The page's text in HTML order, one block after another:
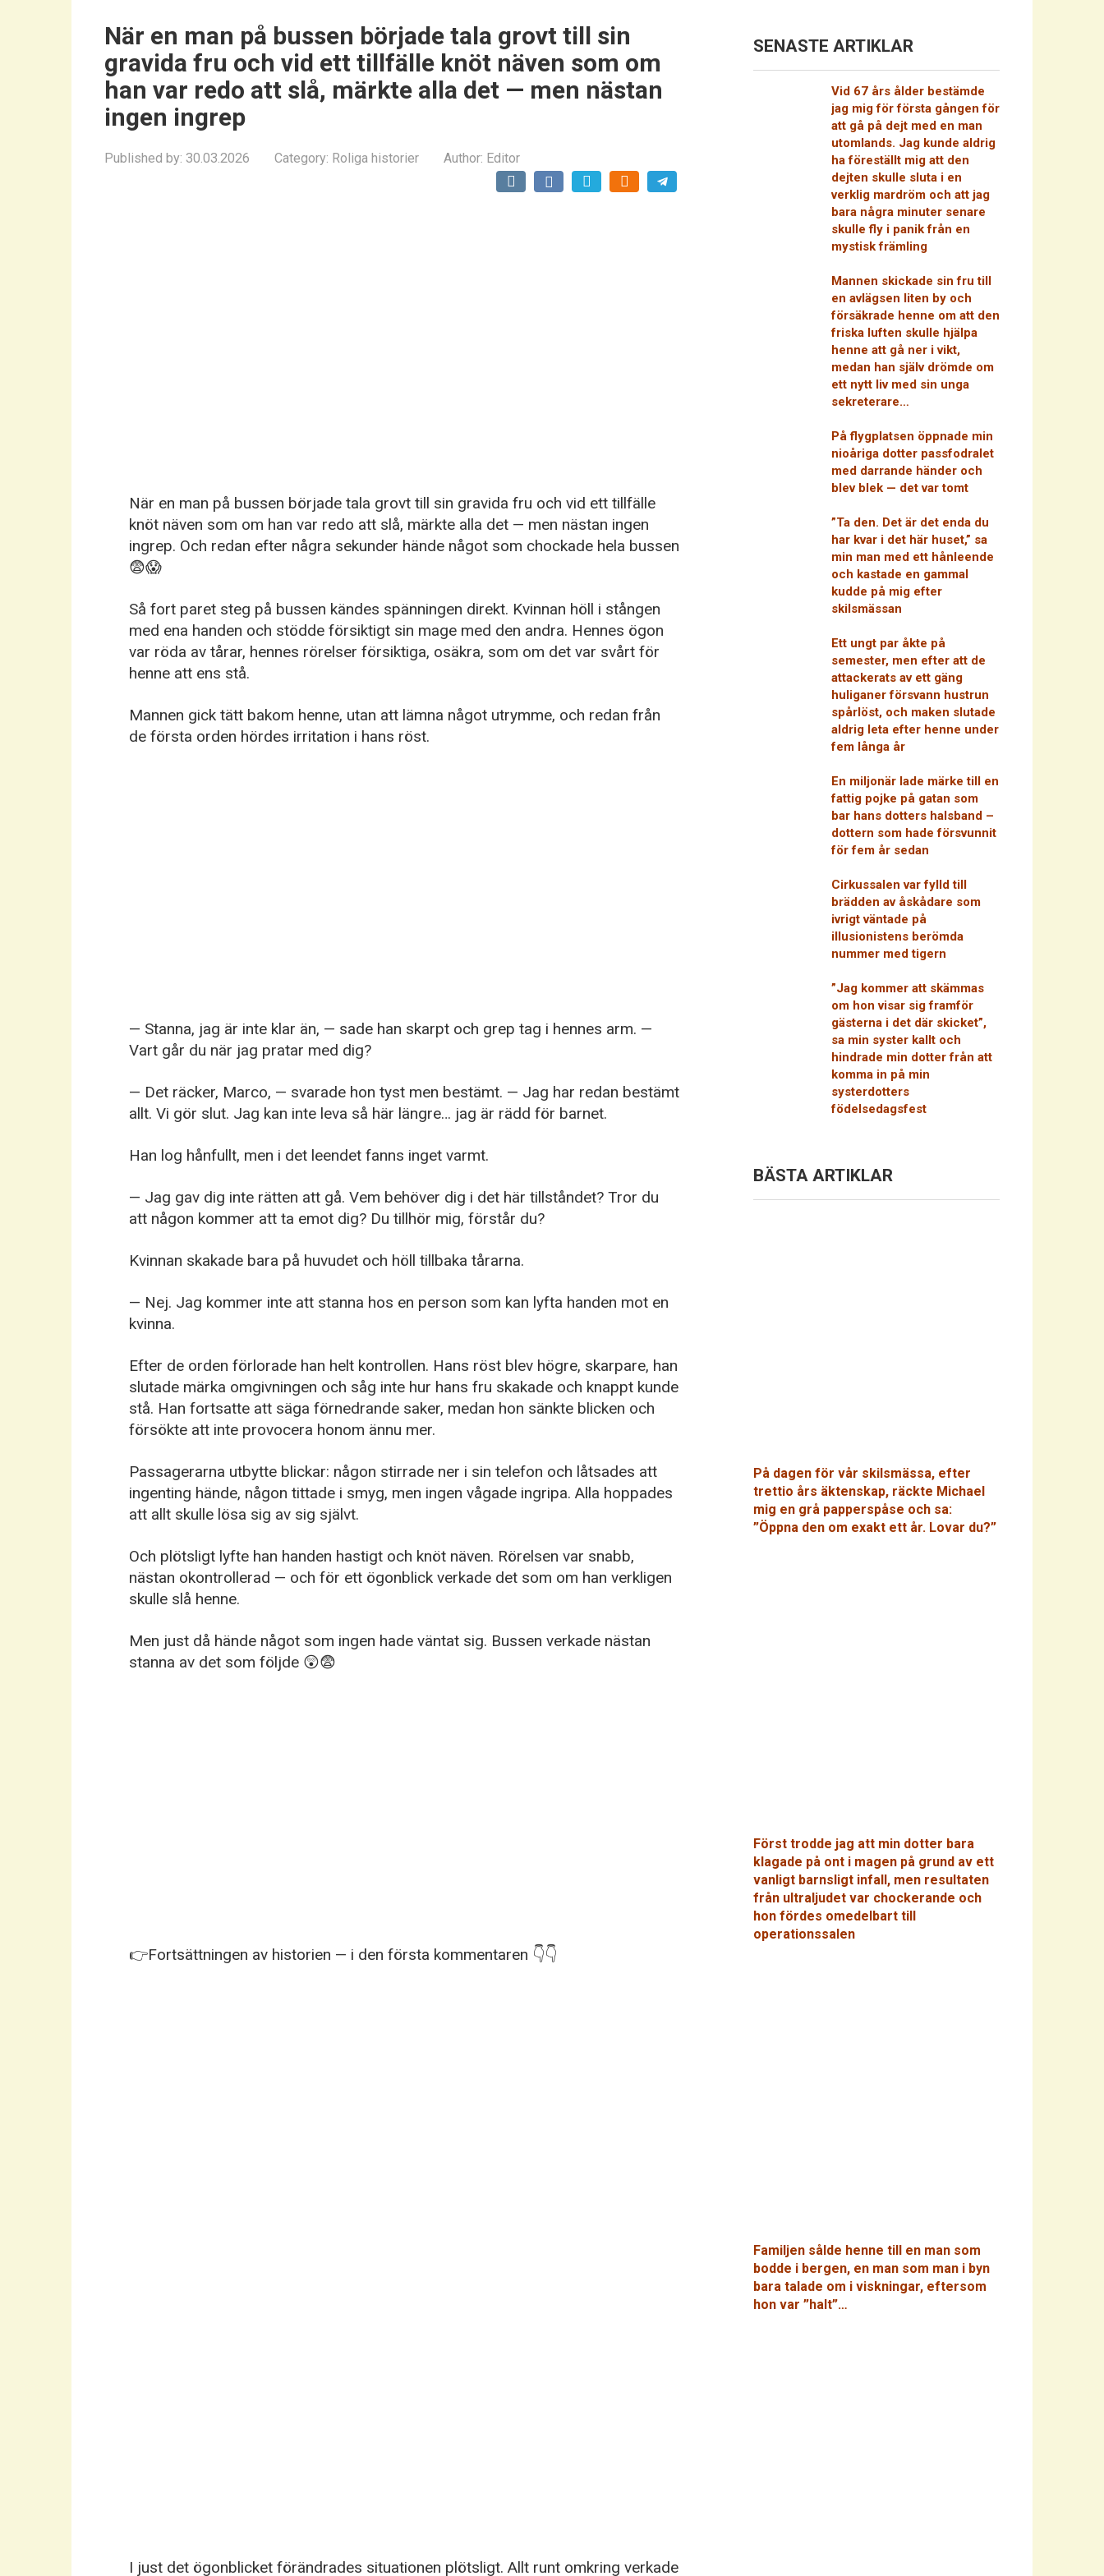
När en man på bussen började tala grovt till sin
gravida fru och vid ett tillfälle knöt näven som om
han var redo att slå, märkte alla det — men nästan
ingen ingrep
Published by: 30.03.2026 Category: Roliga historier Author: Editor
När en man på bussen började tala grovt till sin gravida fru och vid ett tillfälle
knöt näven som om han var redo att slå, märkte alla det — men nästan ingen
ingrep. Och redan efter några sekunder hände något som chockade hela bussen
😨😱
Så fort paret steg på bussen kändes spänningen direkt. Kvinnan höll i stången
med ena handen och stödde försiktigt sin mage med den andra. Hennes ögon
var röda av tårar, hennes rörelser försiktiga, osäkra, som om det var svårt för
henne att ens stå.
Mannen gick tätt bakom henne, utan att lämna något utrymme, och redan från
de första orden hördes irritation i hans röst.
— Stanna, jag är inte klar än, — sade han skarpt och grep tag i hennes arm. —
Vart går du när jag pratar med dig?
— Det räcker, Marco, — svarade hon tyst men bestämt. — Jag har redan bestämt
allt. Vi gör slut. Jag kan inte leva så här längre… jag är rädd för barnet.
Han log hånfullt, men i det leendet fanns inget varmt.
— Jag gav dig inte rätten att gå. Vem behöver dig i det här tillståndet? Tror du
att någon kommer att ta emot dig? Du tillhör mig, förstår du?
Kvinnan skakade bara på huvudet och höll tillbaka tårarna.
— Nej. Jag kommer inte att stanna hos en person som kan lyfta handen mot en
kvinna.
Efter de orden förlorade han helt kontrollen. Hans röst blev högre, skarpare, han
slutade märka omgivningen och såg inte hur hans fru skakade och knappt kunde
stå. Han fortsatte att säga förnedrande saker, medan hon sänkte blicken och
försökte att inte provocera honom ännu mer.
Passagerarna utbytte blickar: någon stirrade ner i sin telefon och låtsades att
ingenting hände, någon tittade i smyg, men ingen vågade ingripa. Alla hoppades
att allt skulle lösa sig av sig självt.
Och plötsligt lyfte han handen hastigt och knöt näven. Rörelsen var snabb,
nästan okontrollerad — och för ett ögonblick verkade det som om han verkligen
skulle slå henne.
Men just då hände något som ingen hade väntat sig. Bussen verkade nästan
stanna av det som följde 😲😨
👉Fortsättningen av historien — i den första kommentaren 👇👇
I just det ögonblicket förändrades situationen plötsligt. Allt runt omkring verkade
SENASTE ARTIKLAR
Vid 67 års ålder bestämde
jag mig för första gången för
att gå på dejt med en man
utomlands. Jag kunde aldrig
ha föreställt mig att den
dejten skulle sluta i en
verklig mardröm och att jag
bara några minuter senare
skulle fly i panik från en
mystisk främling
Mannen skickade sin fru till
en avlägsen liten by och
försäkrade henne om att den
friska luften skulle hjälpa
henne att gå ner i vikt,
medan han själv drömde om
ett nytt liv med sin unga
sekreterare…
På flygplatsen öppnade min
nioåriga dotter passfodralet
med darrande händer och
blev blek — det var tomt
”Ta den. Det är det enda du
har kvar i det här huset,” sa
min man med ett hånleende
och kastade en gammal
kudde på mig efter
skilsmässan
Ett ungt par åkte på
semester, men efter att de
attackerats av ett gäng
huliganer försvann hustrun
spårlöst, och maken slutade
aldrig leta efter henne under
fem långa år
En miljonär lade märke till en
fattig pojke på gatan som
bar hans dotters halsband –
dottern som hade försvunnit
för fem år sedan
Cirkussalen var fylld till
brädden av åskådare som
ivrigt väntade på
illusionistens berömda
nummer med tigern
”Jag kommer att skämmas
om hon visar sig framför
gästerna i det där skicket”,
sa min syster kallt och
hindrade min dotter från att
komma in på min
systerdotters
födelsedagsfest
BÄSTA ARTIKLAR
På dagen för vår skilsmässa, efter
trettio års äktenskap, räckte Michael
mig en grå papperspåse och sa:
”Öppna den om exakt ett år. Lovar du?”
Först trodde jag att min dotter bara
klagade på ont i magen på grund av ett
vanligt barnsligt infall, men resultaten
från ultraljudet var chockerande och
hon fördes omedelbart till
operationssalen
Familjen sålde henne till en man som
bodde i bergen, en man som man i byn
bara talade om i viskningar, eftersom
hon var ”halt”…